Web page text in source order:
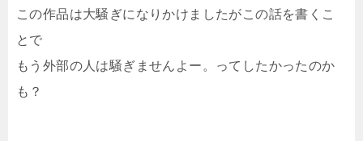
この作品は大騒ぎになりかけましたがこの話を書くこ
とで
もう外部の人は騒ぎませんよー。ってしたかったのか
も？